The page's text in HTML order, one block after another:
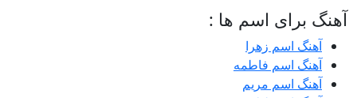
آهنگ برای اسم ها :
آهنگ اسم زهرا
آهنگ اسم فاطمه
آهنگ اسم مریم